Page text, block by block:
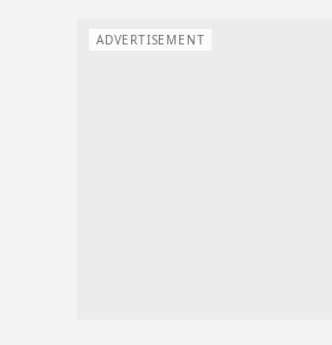
ADVERTISEMENT